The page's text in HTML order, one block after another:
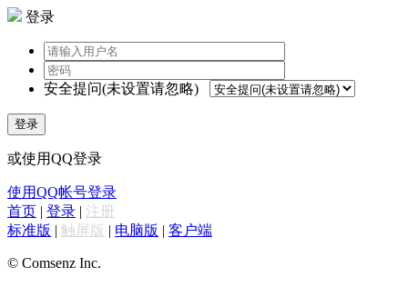
登录
安全提问(未设置请忽略)
登录
或使用QQ登录
使用QQ帐号登录
首页 | 登录 | 注册
标准版 | 触屏版 | 电脑版 | 客户端
© Comsenz Inc.